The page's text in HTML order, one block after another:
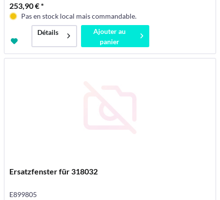
253,90 € *
Pas en stock local mais commandable.
Détails
Ajouter au
panier
Ersatzfenster für 318032
E899805